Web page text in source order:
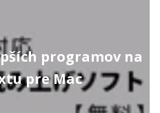
programov na
pre Mac